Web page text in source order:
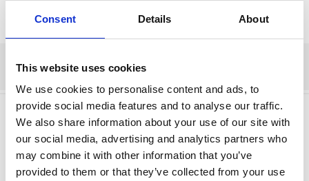
Consent Details About
This website uses cookies
We use cookies to personalise content and ads, to
provide social media features and to analyse our traffic.
We also share information about your use of our site with
our social media, advertising and analytics partners who
may combine it with other information that you’ve
provided to them or that they’ve collected from your use
Lämna ett svar